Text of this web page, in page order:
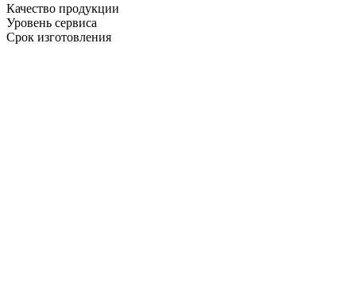
Качество продукции
Уровень сервиса
Срок изготовления